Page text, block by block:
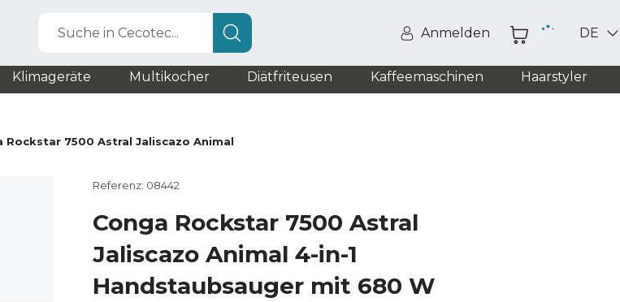
Suche in Cecotec... Anmelden DE
Klimageräte Multikocher Diätfriteusen Kaffeemaschinen Haarstyler
Rockstar 7500 Astral Jaliscazo Animal
Referenz: 08442
Conga Rockstar 7500 Astral
Jaliscazo Animal 4-in-1
Handstaubsauger mit 680 W